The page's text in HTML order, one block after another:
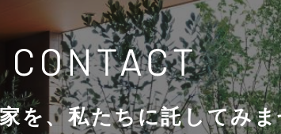
を、私たちに託してみ